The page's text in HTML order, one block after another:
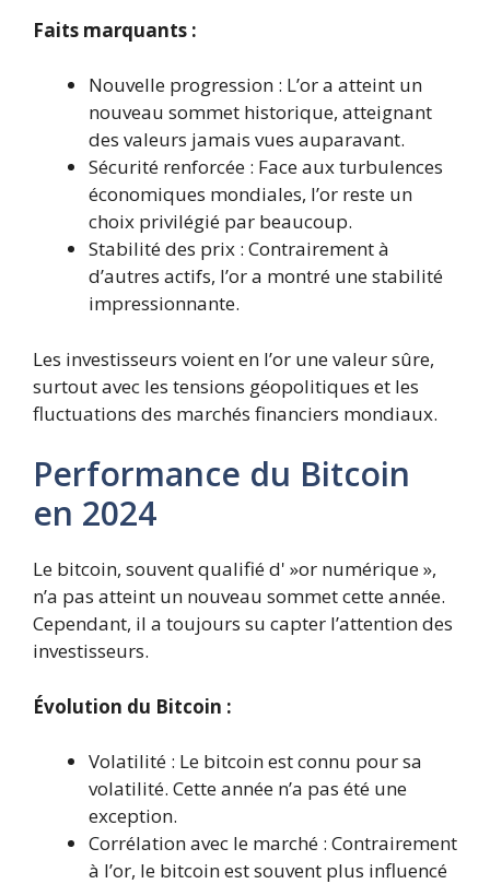
Faits marquants :
Nouvelle progression : L’or a atteint un
nouveau sommet historique, atteignant
des valeurs jamais vues auparavant.
Sécurité renforcée : Face aux turbulences
économiques mondiales, l’or reste un
choix privilégié par beaucoup.
Stabilité des prix : Contrairement à
d’autres actifs, l’or a montré une stabilité
impressionnante.
Les investisseurs voient en l’or une valeur sûre,
surtout avec les tensions géopolitiques et les
fluctuations des marchés financiers mondiaux.
Performance du Bitcoin
en 2024
Le bitcoin, souvent qualifié d' »or numérique »,
n’a pas atteint un nouveau sommet cette année.
Cependant, il a toujours su capter l’attention des
investisseurs.
Évolution du Bitcoin :
Volatilité : Le bitcoin est connu pour sa
volatilité. Cette année n’a pas été une
exception.
Corrélation avec le marché : Contrairement
à l’or, le bitcoin est souvent plus influencé